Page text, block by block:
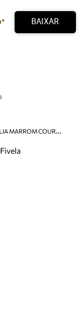
e mais.
devoluções.
BAIXAR
S
ANDÁLIA MARROM COURO MEIA PATA TIRAS FIVELA